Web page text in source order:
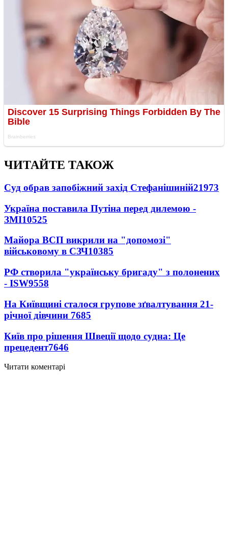
ЧИТАЙТЕ ТАКОЖ
Суд обрав запобіжний захід Стефанішиній21973
Україна поставила Путіна перед дилемою -
ЗМІ10525
Майора ВСП викрили на "допомозі"
військовому в СЗЧ10385
РФ створила "українську бригаду" з полонених
- ISW9558
На Київщині сталося групове зґвалтування 21-
річної дівчини 7685
Київ про рішення Швеції щодо судна: Це
прецедент7646
Читати коментарі